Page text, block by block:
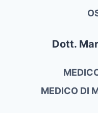
Dott.
MEDICO DI